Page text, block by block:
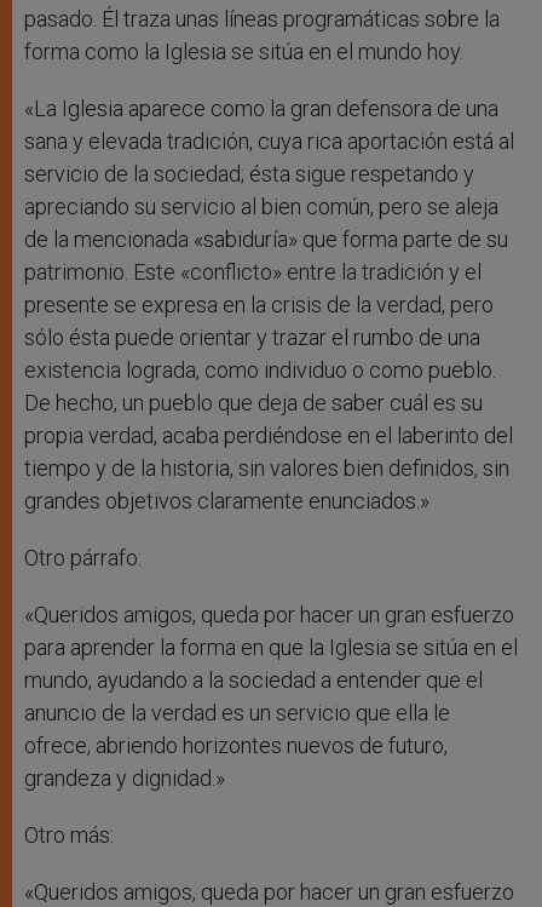
pasado. Él traza unas líneas programáticas sobre la
forma como la Iglesia se sitúa en el mundo hoy.
«La Iglesia aparece como la gran defensora de una
sana y elevada tradición, cuya rica aportación está al
servicio de la sociedad; ésta sigue respetando y
apreciando su servicio al bien común, pero se aleja
de la mencionada «sabiduría» que forma parte de su
patrimonio. Este «conflicto» entre la tradición y el
presente se expresa en la crisis de la verdad, pero
sólo ésta puede orientar y trazar el rumbo de una
existencia lograda, como individuo o como pueblo.
De hecho, un pueblo que deja de saber cuál es su
propia verdad, acaba perdiéndose en el laberinto del
tiempo y de la historia, sin valores bien definidos, sin
grandes objetivos claramente enunciados.»
Otro párrafo:
«Queridos amigos, queda por hacer un gran esfuerzo
para aprender la forma en que la Iglesia se sitúa en el
mundo, ayudando a la sociedad a entender que el
anuncio de la verdad es un servicio que ella le
ofrece, abriendo horizontes nuevos de futuro,
grandeza y dignidad.»
Otro más:
«Queridos amigos, queda por hacer un gran esfuerzo